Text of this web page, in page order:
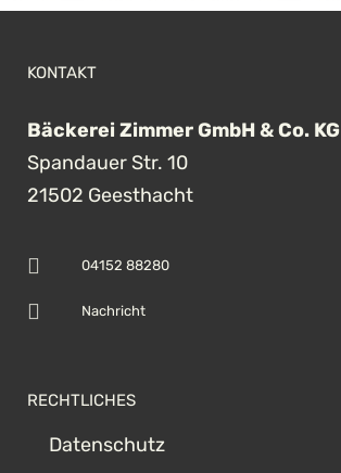
KONTAKT
Bäckerei Zimmer GmbH & Co. KG
Spandauer Str. 10
21502 Geesthacht
04152 88280
Nachricht
RECHTLICHES
Datenschutz